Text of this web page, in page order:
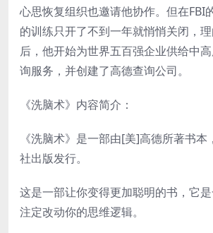
心思恢复组织也邀请他协作。但在FBI
的训练只开了不到一年就悄悄关闭，
后，他开始为世界五百强企业供给中
询服务，并创建了高德查询公司。
《洗脑术》内容简介：
《洗脑术》是一部由[美]高德所著书本
社出版发行。
这是一部让你变得更加聪明的书，它是
注定改动你的思维逻辑。